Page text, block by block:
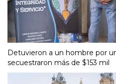
Detuvieron a un hombre por
secuestraron más de $153 mil